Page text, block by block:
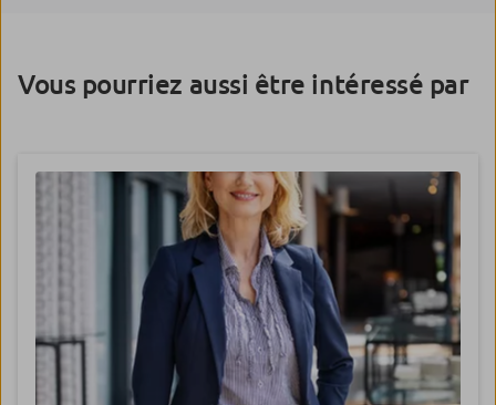
Vous pourriez aussi être intéressé par